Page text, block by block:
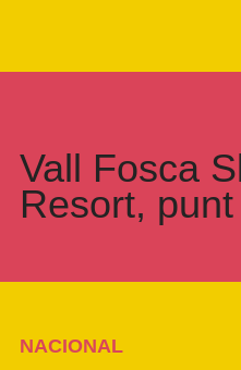
Vall Fosca
Resort,
NACIONAL